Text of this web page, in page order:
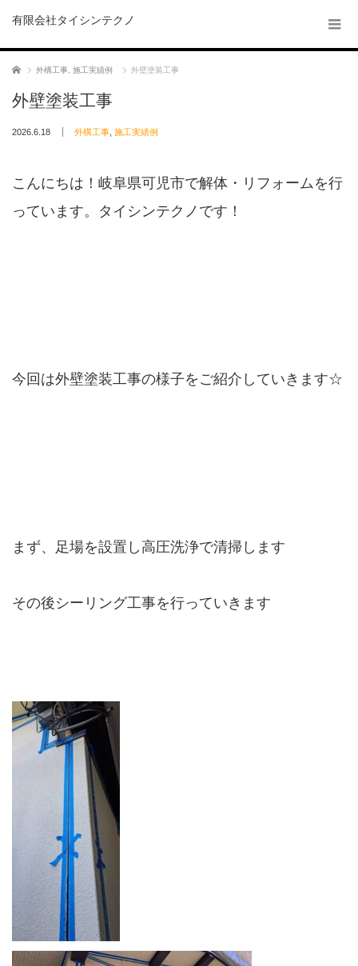
有限会社タイシンテクノ
ホーム 外構工事 施工実績例 外壁塗装工事
外壁塗装工事
2026.6.18 外構工事 施工実績例
こんにちは！岐阜県可児市で解体・リフォームを行
っています。タイシンテクノです！
今回は外壁塗装工事の様子をご紹介していきます☆
まず、足場を設置し高圧洗浄で清掃します
その後シーリング工事を行っていきます